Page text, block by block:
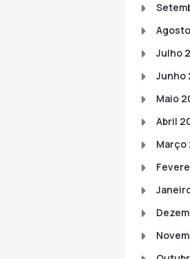
Julho
Junho
Maio
Abril
Março